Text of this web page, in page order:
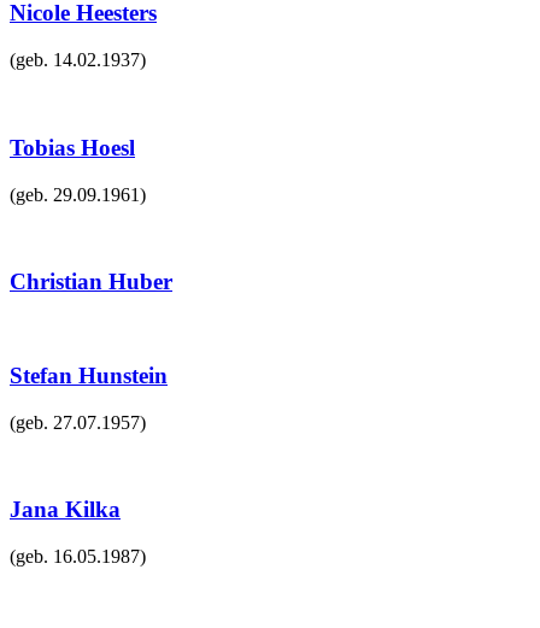
Nicole Heesters
(geb. 14.02.1937)
Tobias Hoesl
(geb. 29.09.1961)
Christian Huber
Stefan Hunstein
(geb. 27.07.1957)
Jana Kilka
(geb. 16.05.1987)